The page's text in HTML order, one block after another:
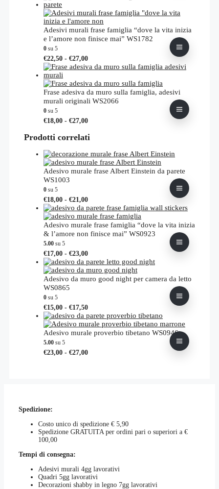
da
€22,00
a
€33,00
più
varianti.
Le
opzioni
scelte
nella
del
prodotto
Adesivi murali frase famiglia “dove la vita inizia
e l’amore non finisce mai” WS1782
0 su 5
€22,50 - €27,00Fascia
di
da
€22,50
a
€27,00
Questo
prodotto
più
varianti.
Le
essere
scelte
nella
del
prodotto
Frase adesiva da muro sulla famiglia, adesivi
murali originali WS2066
0 su 5
€18,00 - €27,00Fascia
prezzo:
€18,00
a
€27,00
Questo
ha
varianti.
Le
opzioni
nella
pagina
del
prodotto
Prodotti correlati
Adesivo murale frase Albert Einstein da parete
WS1003
0 su 5
€18,00 - €21,00Fascia
di
prezzo:
da
€18,00
a
Questo
prodotto
ha
più
varianti.
possono
essere
scelte
nella
prodotto
Adesivo murale frase famiglia “dove la vita inizia
& l’amore non finisce mai” WS0923
5.00 su 5
€17,00 - €23,00Fascia
di
prezzo:
€17,00
Questo
prodotto
ha
più
possono
essere
scelte
nella
del
Adesivo da muro good night per camera da letto
WS0865
0 su 5
€15,00 - €17,50Fascia
di
prezzo:
da
€15,00
€17,50
Questo
prodotto
ha
più
Adesivo murale proverbio tibetano WS0946
5.00 su 5
€23,00 - €27,00Fascia
Questo
scelte
nella
Spedizione:
Costo unico di spedizione € 5,90
Spedizione GRATUITA per ordini pari o superiori a €
100,00
Tempi di consegna:
Adesivi murali 4gg lavorativi
Quadri 5gg lavorativi
Decorazioni shabby in legno 7gg lavorativi